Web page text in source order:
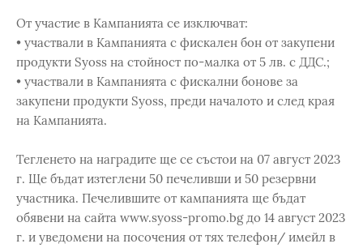
От участие в Кампанията се изключват:
• участвали в Кампанията с фискален бон от закупени
продукти Syoss на стойност по-малка от 5 лв. с ДДС.;
• участвали в Кампанията с фискални бонове за
закупени продукти Syoss, преди началото и след края
на Кампанията.
Тегленето на наградите ще се състои на 07 август 2023
г. Ще бъдат изтеглени 50 печеливши и 50 резервни
участника. Печелившите от кампанията ще бъдат
обявени на сайта www.syoss-promo.bg до 14 август 2023
г. и уведомени на посочения от тях телефон/ имейл в